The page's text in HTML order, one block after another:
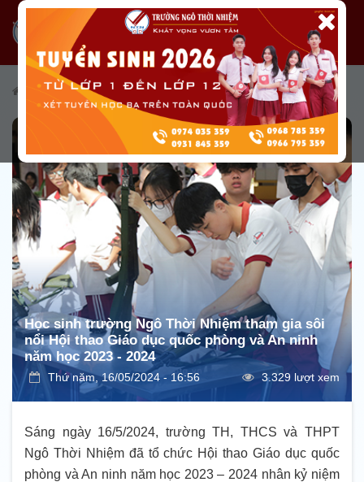
Tin tức /Tin tức từ Nhà trường/ Tin hoạt động phong trào
Học sinh trường Ngô Thời Nhiệm tham gia sôi
nổi Hội thao Giáo dục quốc phòng và An ninh
năm học 2023 - 2024
Thứ năm, 16/05/2024 - 16:56 3.329 lượt xem
Sáng ngày 16/5/2024, trường TH, THCS và THPT
Ngô Thời Nhiệm đã tổ chức Hội thao Giáo dục quốc
phòng và An ninh năm học 2023 – 2024 nhân kỷ niệm